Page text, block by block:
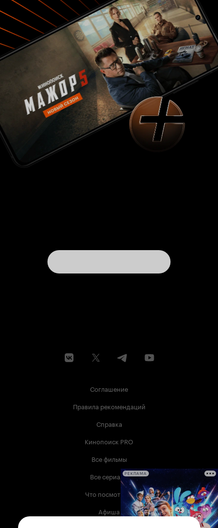
Соглашение
Правила рекомендаций
Справка
Кинопоиск PRO
Все фильмы
Все сериалы
Что посмотреть
Афиша
РЕКЛАМА